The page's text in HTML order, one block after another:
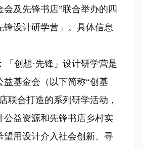
会及先锋书店”联合举办的四
锋设计研学营」。具体信息
创想·先锋」设计研学营是
益基金会（以下简称“创基
联合打造的系列研学活动，
公益资源和先锋书店乡村实
望用设计介入社会创新、寻